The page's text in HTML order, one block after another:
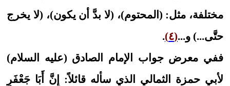
مختلفة، مثل: (المحتوم)، (لا بدَّ أن يكون)، (لا يخرج
حتَّى...) و...(٤)
.
ففي معرض جواب الإمام الصادق (عليه السلام)
لأبي حمزة الثمالي الذي سأله قائلاً: إِنَّ أَبَا جَعْفَرٍ